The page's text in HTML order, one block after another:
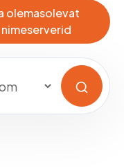
olemasolevat